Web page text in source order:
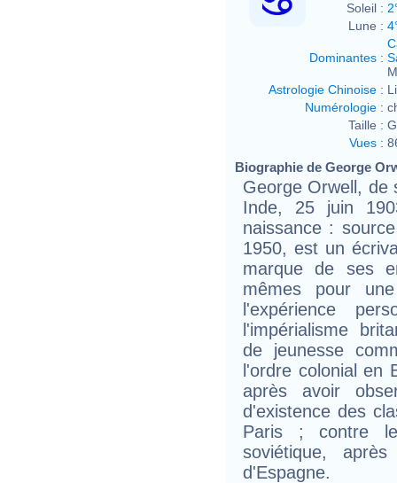
Soleil :
Lune :
Dominantes :
Astrologie Chinoise :
Numérologie :
Taille :
Vues :
Biographie de George
George Orwell, de
Inde, 25 juin
naissance :
1950, est un
marque de ses
mêmes pour
l'expérience
l'impérialisme
de jeunesse
l'ordre colonial en
après avoir
d'existence des
Paris ; contre
soviétique,
d'Espagne.